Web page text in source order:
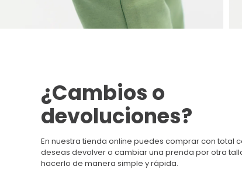
¿Cambios o
devoluciones?
En nuestra tienda online puedes comprar con total
deseas devolver o cambiar una prenda por otra
hacerlo de manera simple y rápida.